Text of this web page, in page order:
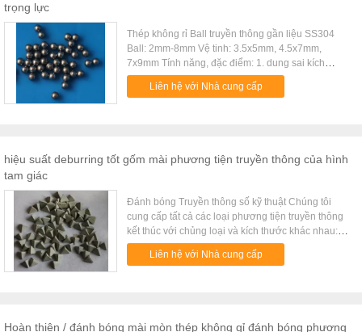
trọng lực
Thép không rỉ Ball truyền thông gần liệu SS304
Ball: 2mm-8mm Vệ tinh: 3.5x5mm, 4.5x7mm,
7x9mm Tính năng, đặc điểm: 1. dung sai kích
thước Tight 2. Giá cả hợp lý với chất lượng tốt 3.
Không có thiệt hại về kích thước ban đầu và hình
bóng phương tiện truyền thông, thép Ball: kích
truyền thông thép được sử dụng cho quá trình
đánh bóng. Họ có thể đưa ra một bề mặt được
đánh bóng cực cao với hầu hết các componets kim
loại trong thời kỳ quá trình rất ngắn. Thông thường,
kết thúc như gương trên các thành phần có thể đạt
được. phương tiện truyền thông được sử dụng
kẽm, đúc nhôm, bản lề, lồng mang, piston, bụi cây
Liên hệ với Nhà cung cấp
hiệu suất deburring tốt gốm mài phương tiện truyền thông của hình
tam giác
Đánh bóng Truyền thông số kỹ thuật Chúng tôi
cung cấp tất cả các loại phương tiện truyền thông
kết thúc với chủng loại và kích thước khác nhau:
phương tiện truyền thông bằng gốm phương tiện
truyền thông sứ phương tiện truyền thông nhựa sứ
Liên hệ với Nhà cung cấp
Hoàn thiện / đánh bóng mài mòn thép không gỉ đánh bóng phương